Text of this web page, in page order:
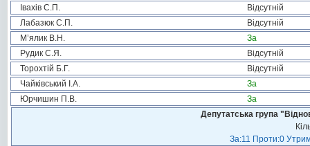
Івахів С.П.
Відсутній
Лабазюк С.П.
Відсутній
М’ялик В.Н.
За
Рудик С.Я.
Відсутній
Торохтій Б.Г.
Відсутній
Чайківський І.А.
За
Юрчишин П.В.
За
Депутатська група
За:11 Проти:0